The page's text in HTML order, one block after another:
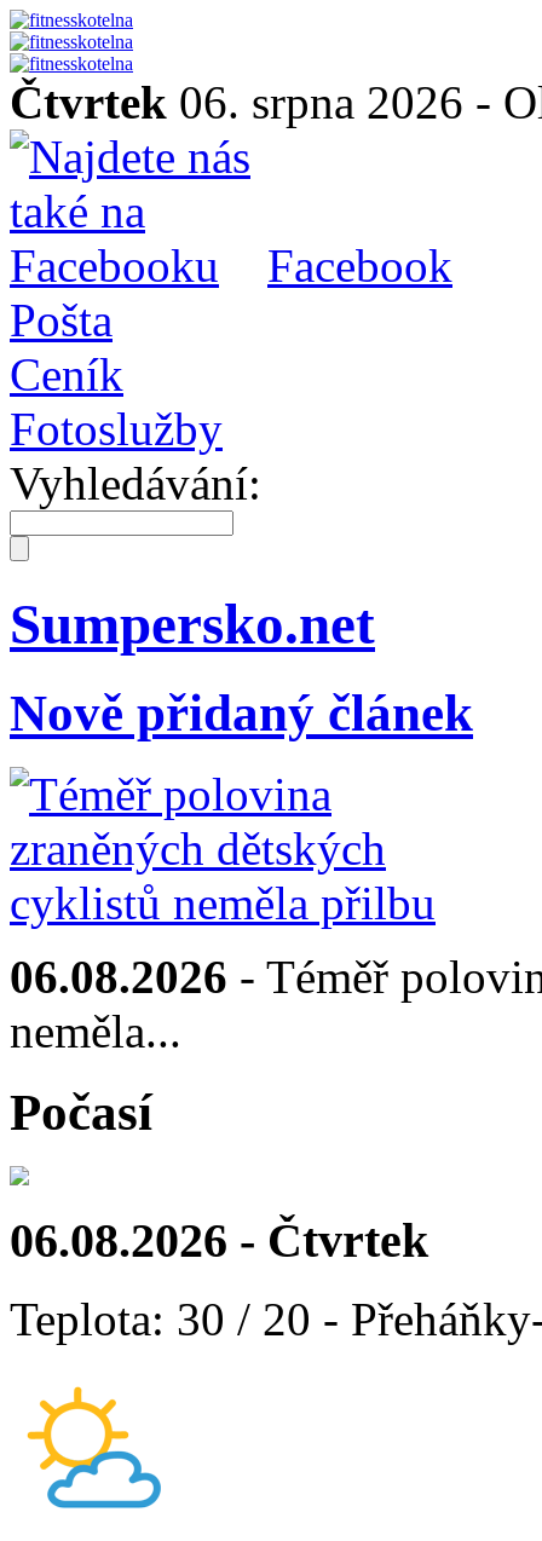
Čtvrtek 06. srpna 2026 -
Facebook
Pošta
Ceník
Fotoslužby
Vyhledávání:
Sumpersko.net
Nově přidaný článek
06.08.2026 - Téměř
neměla...
Počasí
06.08.2026 - Čtvrtek
Teplota: 30 / 20 -